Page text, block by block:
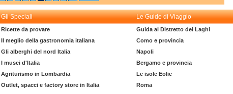
Gli Speciali Le Guide di Viaggio
Ricette da provare
Il meglio della gastronomia italiana
Gli alberghi del nord Italia
I musei d'Italia
Agriturismo in Lombardia
Outlet, spacci e factory store in Italia
Guida al Distretto dei Laghi
Como e provincia
Napoli
Bergamo e provincia
Le isole Eolie
Roma